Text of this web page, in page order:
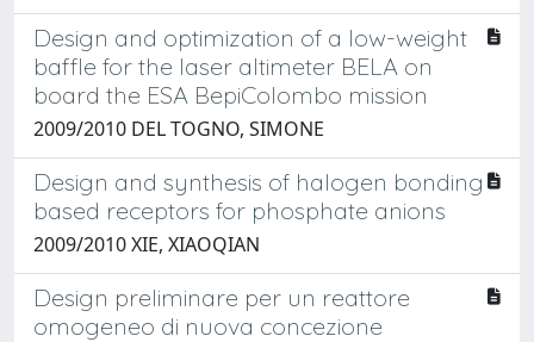
Design and optimization of a low-weight
baffle for the laser altimeter BELA on
board the ESA BepiColombo mission
2009/2010 DEL TOGNO, SIMONE
Design and synthesis of halogen bonding
based receptors for phosphate anions
2009/2010 XIE, XIAOQIAN
Design preliminare per un reattore
omogeneo di nuova concezione